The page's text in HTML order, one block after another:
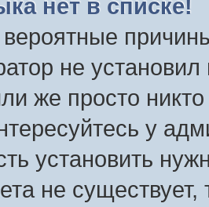
нет в списке!
не
же просто
у
установить
не